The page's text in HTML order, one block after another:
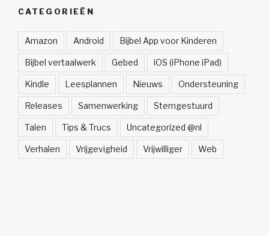
CATEGORIEËN
Amazon Android Bijbel App voor Kinderen
Bijbel vertaalwerk Gebed iOS (iPhone iPad)
Kindle Leesplannen Nieuws Ondersteuning
Releases Samenwerking Stemgestuurd
Talen Tips & Trucs Uncategorized @nl
Verhalen Vrijgevigheid Vrijwilliger Web